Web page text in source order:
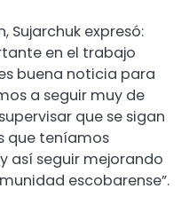
Sujarchuk expresó:
en el trabajo
buena noticia para
a seguir muy de
que se sigan
que teníamos
así seguir mejorando
escobarense”.